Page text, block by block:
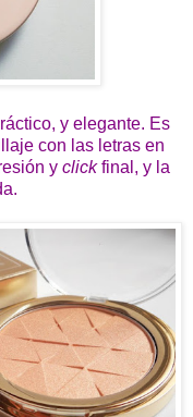
y elegante. Es
con las letras en
y clickfinal, y la